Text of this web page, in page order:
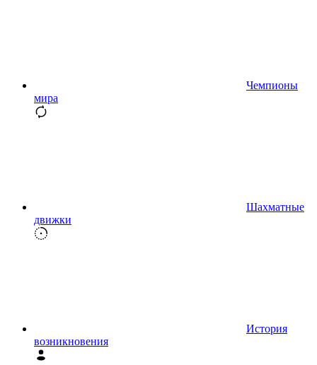
Чемпионы
мира
Шахматные
движки
История
возникновения